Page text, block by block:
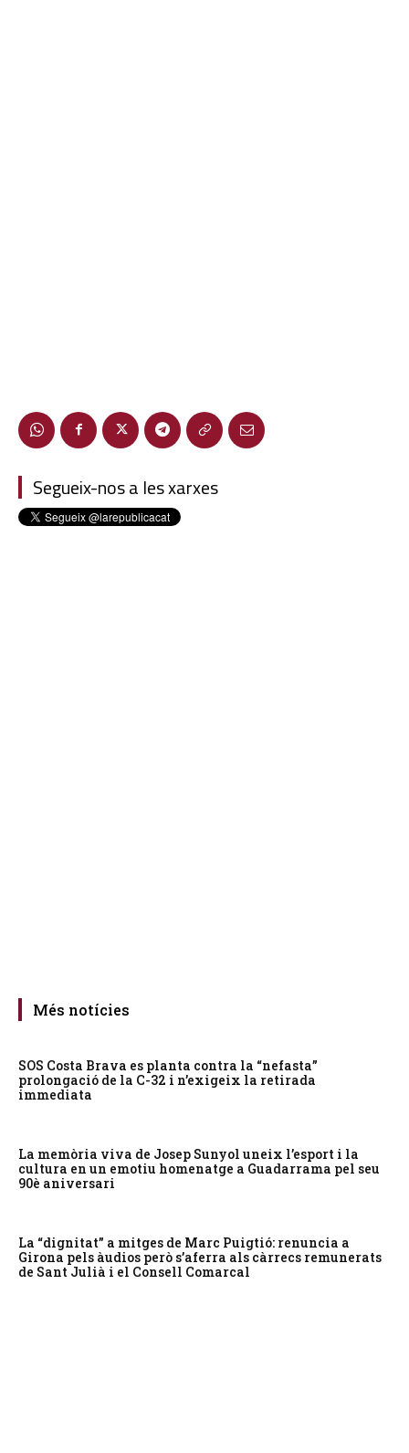
Segueix-nos a les xarxes
Més notícies
SOS Costa Brava es planta contra la “nefasta”
prolongació de la C-32 i n’exigeix la retirada
immediata
La memòria viva de Josep Sunyol uneix l’esport i la
cultura en un emotiu homenatge a Guadarrama pel seu
90è aniversari
La “dignitat” a mitges de Marc Puigtió: renuncia a
Girona pels àudios però s’aferra als càrrecs remunerats
de Sant Julià i el Consell Comarcal